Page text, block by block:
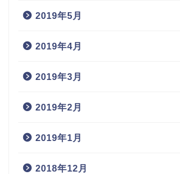
2019年5月
2019年4月
2019年3月
2019年2月
2019年1月
2018年12月